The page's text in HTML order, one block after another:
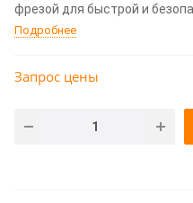
фрезой для быстрой и
Подробнее
Запрос цены